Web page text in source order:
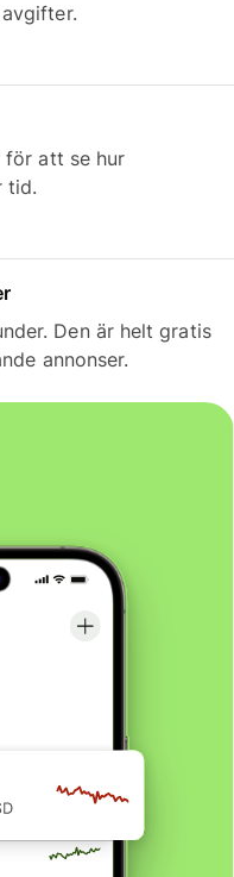
för att se hur
tid.
Den är helt gratis
annonser.